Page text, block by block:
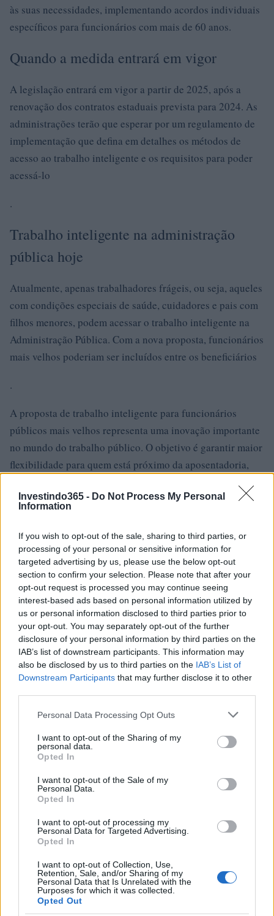
Investindo365 - Do Not Process My Personal
Information
If you wish to opt-out of the sale, sharing to third parties, or
processing of your personal or sensitive information for
targeted advertising by us, please use the below opt-out
section to confirm your selection. Please note that after your
opt-out request is processed you may continue seeing
interest-based ads based on personal information utilized by
us or personal information disclosed to third parties prior to
your opt-out. You may separately opt-out of the further
disclosure of your personal information by third parties on the
IAB’s list of downstream participants. This information may
also be disclosed by us to third parties on the IAB’s List of
Downstream Participants that may further disclose it to other
Please note that this website/app uses one or more Google
not limited to your visit or usage behaviour. You may click to
grant or deny consent to Google and its third-party tags to
use your data for below specified purposes in below Google
consent section.
Personal Data Processing Opt Outs
I want to opt-out of the Sharing of my
personal data.
Opted In
I want to opt-out of the Sale of my
Personal Data.
Opted In
I want to opt-out of processing my
Personal Data for Targeted Advertising.
Opted In
I want to opt-out of Collection, Use,
Retention, Sale, and/or Sharing of my
Personal Data that Is Unrelated with the
Purposes for which it was collected.
Opted Out
às suas necessidades, implementando acordos individuais
específicos para funcionários com mais de 60 anos.
Quando a medida entrará em vigor
A legislação entrará em vigor a partir de 2025, após a
renovação dos contratos estaduais prevista para 2024. As
administrações terão que esperar por um regulamento de
implementação que defina em detalhes os métodos de
acesso ao trabalho inteligente e os requisitos para poder
acessá-lo
.
Trabalho inteligente na administração
pública hoje
Atualmente, apenas trabalhadores frágeis, ou seja, aqueles
com condições especiais de saúde, cuidadores e pais com
filhos menores, podem acessar o trabalho inteligente na
Administração Pública. Com a nova proposta, funcionários
mais velhos poderiam ser incluídos entre os beneficiários
.
A proposta de trabalho inteligente para funcionários
públicos mais velhos representa uma inovação importante
no mundo do trabalho público. O objetivo é garantir maior
flexibilidade para quem está próximo da aposentadoria,
sustentabilidade do sistema previdenciário. Estamos
regulamento de implementação em 2025
AUTOR
Giorgia Stromeo